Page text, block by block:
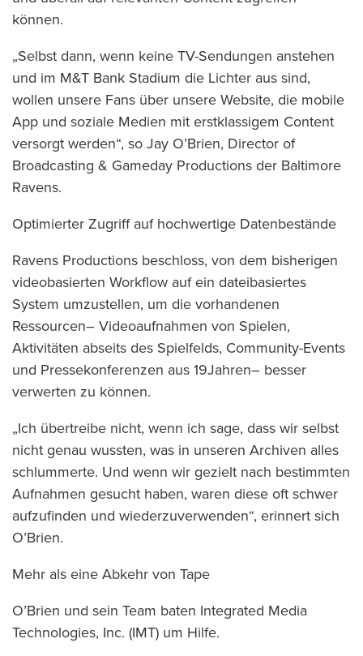
können.
„Selbst dann, wenn keine TV-Sendungen anstehen
und im M&T Bank Stadium die Lichter aus sind,
wollen unsere Fans über unsere Website, die mobile
App und soziale Medien mit erstklassigem Content
versorgt werden“, so Jay O’Brien, Director of
Broadcasting & Gameday Productions der Baltimore
Ravens.
Optimierter Zugriff auf hochwertige Datenbestände
Ravens Productions beschloss, von dem bisherigen
videobasierten Workflow auf ein dateibasiertes
System umzustellen, um die vorhandenen
Ressourcen– Videoaufnahmen von Spielen,
Aktivitäten abseits des Spielfelds, Community-Events
und Pressekonferenzen aus 19Jahren– besser
verwerten zu können.
„Ich übertreibe nicht, wenn ich sage, dass wir selbst
nicht genau wussten, was in unseren Archiven alles
schlummerte. Und wenn wir gezielt nach bestimmten
Aufnahmen gesucht haben, waren diese oft schwer
aufzufinden und wiederzuverwenden“, erinnert sich
O’Brien.
Mehr als eine Abkehr von Tape
O’Brien und sein Team baten Integrated Media
Technologies, Inc. (IMT) um Hilfe.